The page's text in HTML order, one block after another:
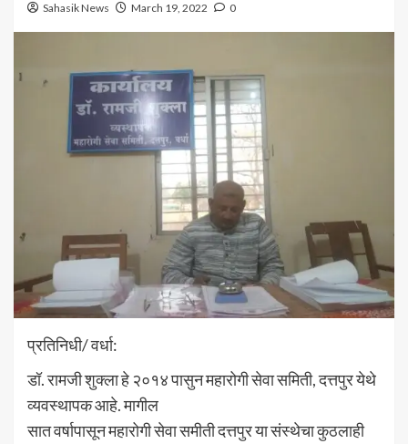
Sahasik News March 19, 2022 0
प्रतिनिधी/ वर्धा:
डॉ. रामजी शुक्ला हे २०१४ पासुन महारोगी सेवा समिती, दत्तपुर येथे
व्यवस्थापक आहे. मागील
सात वर्षापासून महारोगी सेवा समीती दत्तपुर या संस्थेचा कुठलाही